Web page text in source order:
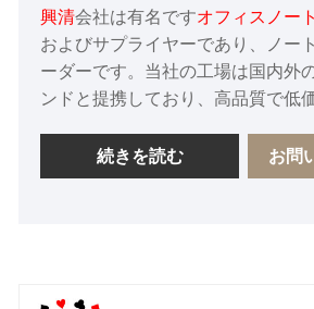
興清会社は有名ですオフィスノート
およびサプライヤーであり、ノー
ーダーです。当社の工場は国内外
ンドと提携しており、高品質で低
イクル可能であり、FSC に準拠し
続きを読む お問